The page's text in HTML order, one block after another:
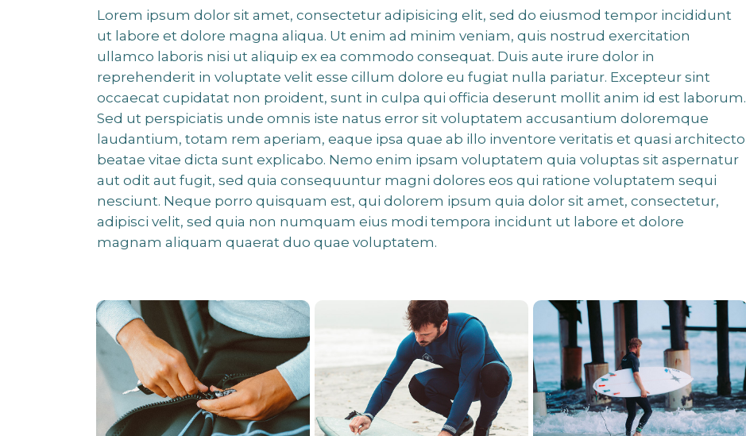
Lorem ipsum dolor sit amet, consectetur adipisicing elit, sed do eiusmod tempor incididunt
ut labore et dolore magna aliqua. Ut enim ad minim veniam, quis nostrud exercitation
ullamco laboris nisi ut aliquip ex ea commodo consequat. Duis aute irure dolor in
reprehenderit in voluptate velit esse cillum dolore eu fugiat nulla pariatur. Excepteur sint
occaecat cupidatat non proident, sunt in culpa qui officia deserunt mollit anim id est laborum.
Sed ut perspiciatis unde omnis iste natus error sit voluptatem accusantium doloremque
laudantium, totam rem aperiam, eaque ipsa quae ab illo inventore veritatis et quasi architecto
beatae vitae dicta sunt explicabo. Nemo enim ipsam voluptatem quia voluptas sit aspernatur
aut odit aut fugit, sed quia consequuntur magni dolores eos qui ratione voluptatem sequi
nesciunt. Neque porro quisquam est, qui dolorem ipsum quia dolor sit amet, consectetur,
adipisci velit, sed quia non numquam eius modi tempora incidunt ut labore et dolore
magnam aliquam quaerat duo quae voluptatem.